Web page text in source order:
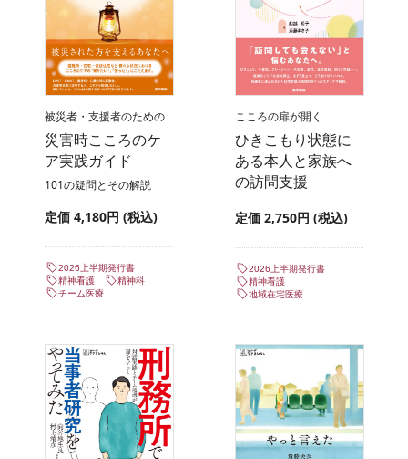
被災者・支援者のための
災害時こころのケ
ア実践ガイド
101の疑問とその解説
定価 4,180円 (税込)
2026上半期発行書
精神看護
精神科
チーム医療
こころの扉が開く
ひきこもり状態に
ある本人と家族へ
の訪問支援
定価 2,750円 (税込)
2026上半期発行書
精神看護
地域在宅医療